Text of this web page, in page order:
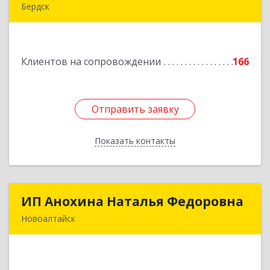
Бердск
Клиентов на сопровождении 166
Отправить заявку
Показать контакты
Подробнее
Отправить заявку
Назад
ИП Анохина Наталья Федоровна
Новоалтайск
ИП Анохина Наталья Федоровна